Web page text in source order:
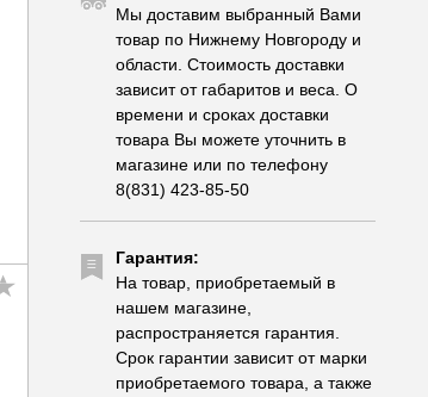
Мы доставим выбранный Вами
товар по Нижнему Новгороду и
области. Стоимость доставки
зависит от габаритов и веса. О
времени и сроках доставки
товара Вы можете уточнить в
магазине или по телефону
8(831) 423-85-50
Гарантия:
На товар, приобретаемый в
нашем магазине,
распространяется гарантия.
Срок гарантии зависит от марки
приобретаемого товара, а также